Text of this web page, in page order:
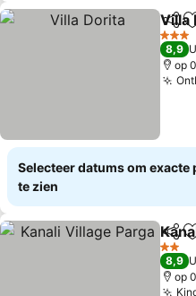
Delen
Villa
3
8,9
op
Selecteer datums om exacte
te zien
Delen
2
8,9
op